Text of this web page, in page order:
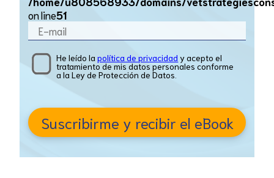
He leído lapolítica de privacidad y acepto el
tratamiento de mis datos personales conforme
a la Ley de Protección de Datos.
Suscribirme y recibir el eBook
on line51